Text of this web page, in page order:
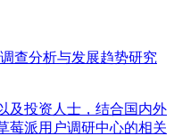
查分析与发展趋势研究
及投资人士，结合国内外
莓派用户调研中心的相关